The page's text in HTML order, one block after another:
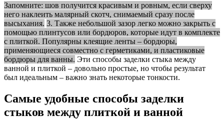
Запомните: шов получится красивым и ровным, если сверху
него наклеить малярный скотч, снимаемый сразу после
высыхания. 3. Также небольшой зазор легко можно закрыть с
помощью плинтусов или бордюров, которые идут в комплекте
с плиткой. Популярны клеящие ленты – бордюры,
применяющиеся совместно с герметиками, и пластиковые
бордюры для ванны. Эти способы заделки стыка между
ванной и плиткой – довольно простые, но чтобы результат
был идеальным – важно знать некоторые тонкости.
Самые удобные способы заделки
стыков между плиткой и ванной